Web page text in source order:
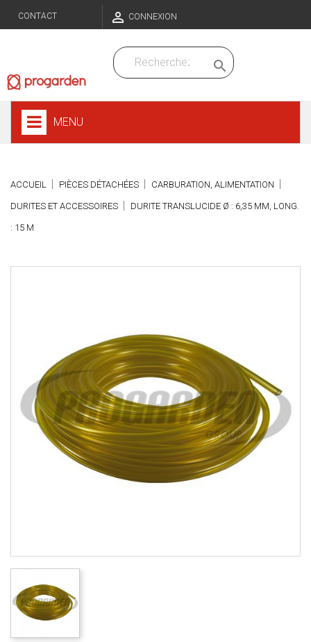
CONTACT  CONNEXION

MENU
ACCUEIL PIÈCES DÉTACHÉES CARBURATION, ALIMENTATION
DURITES ET ACCESSOIRES DURITE TRANSLUCIDE Ø : 6,35 MM, LONG.
: 15 M